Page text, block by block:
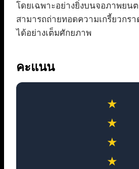
โดยเฉพาะอย่างยิ่งบนจอภาพยน
สามารถถ่ายทอดความเกรี้ยวกร
ได้อย่างเต็มศักยภาพ
คะแนน
★
★
★
★